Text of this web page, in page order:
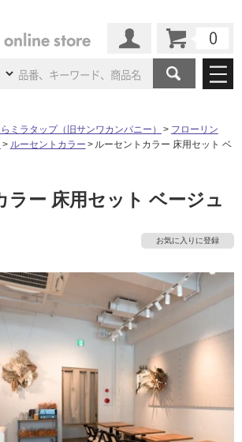
商品カテゴリ
浴室（風呂・バスルー
フローリング・床材
インテリア・
ペット用品
パネル・壁材
施工事例
法人案件納入事例
インタビュー
ショールーム
ム 京都ショールーム
ム 札幌スマート
ショールー
ム
ョールー
ウェルビーみのおHDC
BOX
初めての方へ
お問い合わせ
クレーム公開
水まわり 3年保証
その他サービス
家
工事会社紹介Coziコンシ
ェルジュ
り
最高のリノベ会社が
かる リノベりす
ミラタップ（旧サンワカンパニー）
フローリン
ルーセントカラー
ルーセントカラー 床用セット ベ
ラー 床用セット ベージュ
お気に入りに登録